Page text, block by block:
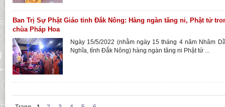
Ban Trị Sự Phật Giáo tỉnh Đắk Nông: Hàng ngàn tăng ni, Phật tử
chùa Pháp Hoa
Ngày 15/5/2022 (nhằm ngày 15 tháng 4 năm Nhâm
Nghĩa, tỉnh Đắk Nông) hàng ngàn tăng ni Phật tử ...